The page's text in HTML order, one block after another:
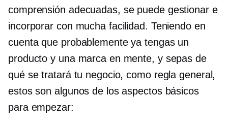
comprensión adecuadas, se puede gestionar e
incorporar con mucha facilidad. Teniendo en
cuenta que probablemente ya tengas un
producto y una marca en mente, y sepas de
qué se tratará tu negocio, como regla general,
estos son algunos de los aspectos básicos
para empezar: